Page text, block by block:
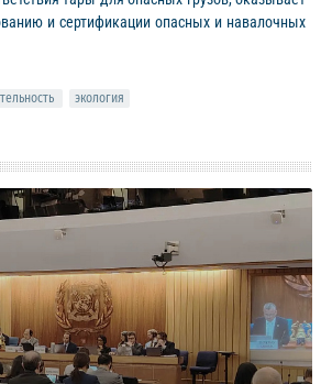
и сертификации опасных и навалочных
экология